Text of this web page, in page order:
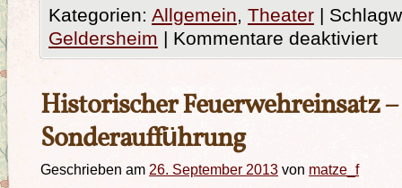
Kategorien: Allgemein, Theater |
Geldersheim | Kommentare deaktiviert
Historischer Feuerwehreinsatz –
Sonderaufführung
Geschrieben am 26. September 2013 von matze_f